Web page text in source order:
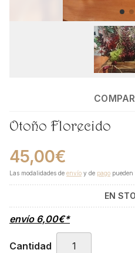
Otoño Florecido
45,00€
Las modalidades de envío y de pago pueden
EN
envío 6,00€*
Cantidad